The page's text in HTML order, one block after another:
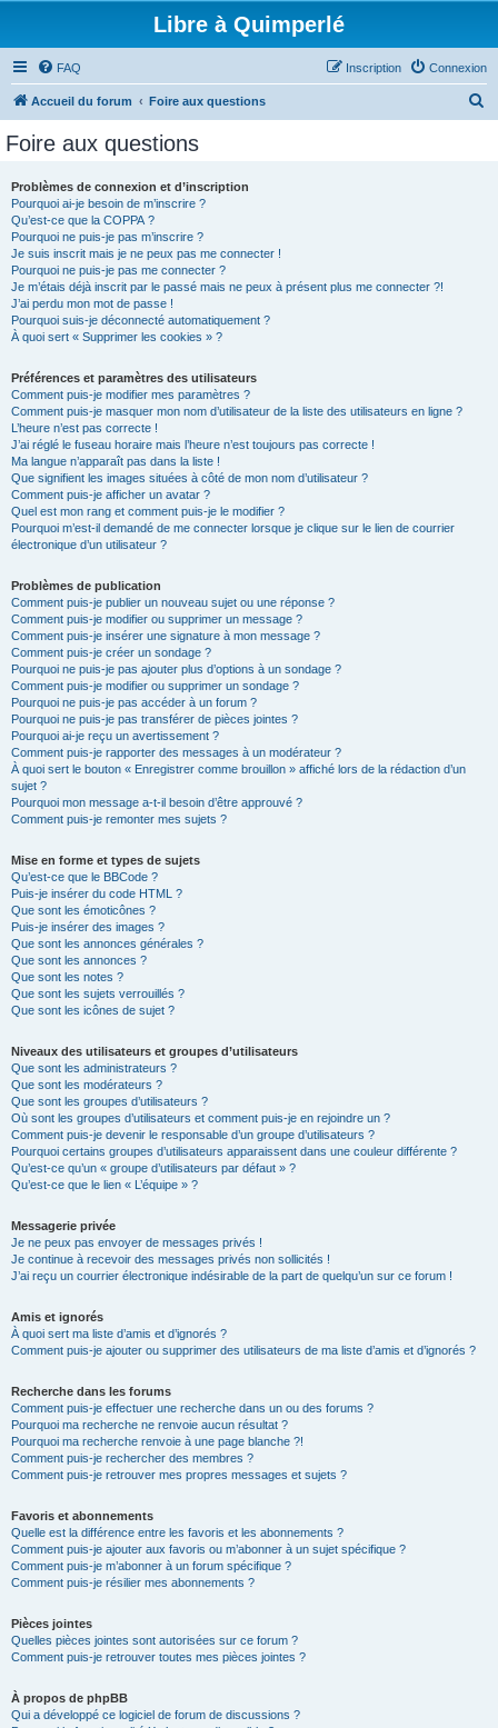
Libre à Quimperlé
FAQ Connexion
Inscription
Accueil du forum Foire aux questions
Foire aux questions
Problèmes de connexion et d’inscription
Pourquoi ai-je besoin de m’inscrire ?
Qu’est-ce que la COPPA ?
Pourquoi ne puis-je pas m’inscrire ?
Je suis inscrit mais je ne peux pas me connecter !
Pourquoi ne puis-je pas me connecter ?
Je m’étais déjà inscrit par le passé mais ne peux à présent plus me connecter ?!
J’ai perdu mon mot de passe !
Pourquoi suis-je déconnecté automatiquement ?
À quoi sert « Supprimer les cookies » ?
Préférences et paramètres des utilisateurs
Comment puis-je modifier mes paramètres ?
Comment puis-je masquer mon nom d’utilisateur de la liste des utilisateurs en ligne ?
L’heure n’est pas correcte !
J’ai réglé le fuseau horaire mais l’heure n’est toujours pas correcte !
Ma langue n’apparaît pas dans la liste !
Que signifient les images situées à côté de mon nom d’utilisateur ?
Comment puis-je afficher un avatar ?
Quel est mon rang et comment puis-je le modifier ?
Pourquoi m’est-il demandé de me connecter lorsque je clique sur le lien de courrier
électronique d’un utilisateur ?
Problèmes de publication
Comment puis-je publier un nouveau sujet ou une réponse ?
Comment puis-je modifier ou supprimer un message ?
Comment puis-je insérer une signature à mon message ?
Comment puis-je créer un sondage ?
Pourquoi ne puis-je pas ajouter plus d’options à un sondage ?
Comment puis-je modifier ou supprimer un sondage ?
Pourquoi ne puis-je pas accéder à un forum ?
Pourquoi ne puis-je pas transférer de pièces jointes ?
Pourquoi ai-je reçu un avertissement ?
Comment puis-je rapporter des messages à un modérateur ?
À quoi sert le bouton « Enregistrer comme brouillon » affiché lors de la rédaction d’un
sujet ?
Pourquoi mon message a-t-il besoin d’être approuvé ?
Comment puis-je remonter mes sujets ?
Mise en forme et types de sujets
Qu’est-ce que le BBCode ?
Puis-je insérer du code HTML ?
Que sont les émoticônes ?
Puis-je insérer des images ?
Que sont les annonces générales ?
Que sont les annonces ?
Que sont les notes ?
Que sont les sujets verrouillés ?
Que sont les icônes de sujet ?
Niveaux des utilisateurs et groupes d’utilisateurs
Que sont les administrateurs ?
Que sont les modérateurs ?
Que sont les groupes d’utilisateurs ?
Où sont les groupes d’utilisateurs et comment puis-je en rejoindre un ?
Comment puis-je devenir le responsable d’un groupe d’utilisateurs ?
Pourquoi certains groupes d’utilisateurs apparaissent dans une couleur différente ?
Qu’est-ce qu’un « groupe d’utilisateurs par défaut » ?
Qu’est-ce que le lien « L’équipe » ?
Messagerie privée
Je ne peux pas envoyer de messages privés !
Je continue à recevoir des messages privés non sollicités !
J’ai reçu un courrier électronique indésirable de la part de quelqu’un sur ce forum !
Amis et ignorés
À quoi sert ma liste d’amis et d’ignorés ?
Comment puis-je ajouter ou supprimer des utilisateurs de ma liste d’amis et d’ignorés ?
Recherche dans les forums
Comment puis-je effectuer une recherche dans un ou des forums ?
Pourquoi ma recherche ne renvoie aucun résultat ?
Pourquoi ma recherche renvoie à une page blanche ?!
Comment puis-je rechercher des membres ?
Comment puis-je retrouver mes propres messages et sujets ?
Favoris et abonnements
Quelle est la différence entre les favoris et les abonnements ?
Comment puis-je ajouter aux favoris ou m’abonner à un sujet spécifique ?
Comment puis-je m’abonner à un forum spécifique ?
Comment puis-je résilier mes abonnements ?
Pièces jointes
Quelles pièces jointes sont autorisées sur ce forum ?
Comment puis-je retrouver toutes mes pièces jointes ?
À propos de phpBB
Qui a développé ce logiciel de forum de discussions ?